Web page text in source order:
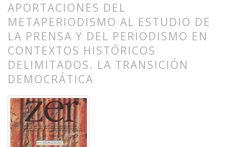
APORTACIONES DEL
METAPERIODISMO AL ESTUDIO DE
LA PRENSA Y DEL PERIODISMO EN
CONTEXTOS HISTÓRICOS
DELIMITADOS. LA TRANSICIÓN
DEMOCRÁTICA